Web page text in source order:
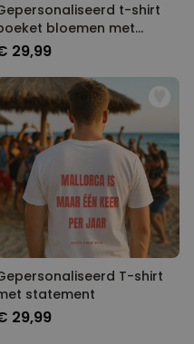
t-shirt
bloemen met
29,99
T-shirt
statement
29,99